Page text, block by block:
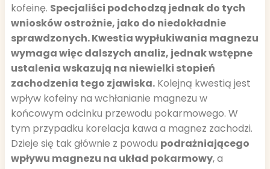
kofeinę. Specjaliści podchodzą jednak do tych
wniosków ostrożnie, jako do niedokładnie
sprawdzonych. Kwestia wypłukiwania magnezu
wymaga więc dalszych analiz, jednak wstępne
ustalenia wskazują na niewielki stopień
zachodzenia tego zjawiska. Kolejną kwestią jest
wpływ kofeiny na wchłanianie magnezu w
końcowym odcinku przewodu pokarmowego. W
tym przypadku korelacja kawa a magnez zachodzi.
Dzieje się tak głównie z powodu podrażniającego
wpływu magnezu na układ pokarmowy, a